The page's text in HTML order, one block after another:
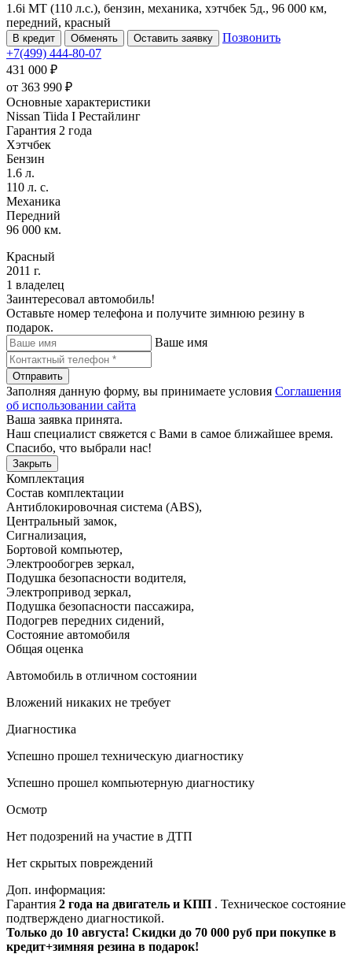
1.6i MT (110 л.с.), бензин, механика, хэтчбек 5д., 96 000 км,
передний, красный
В кредит Обменять Оставить заявку
Позвонить
+7(499) 444-80-07
431 000 ₽
от 363 990 ₽
Основные характеристики
Nissan Tiida I Рестайлинг
Гарантия 2 года
Хэтчбек
Бензин
1.6 л.
110 л. с.
Механика
Передний
96 000 км.
Красный
2011 г.
1 владелец
Заинтересовал автомобиль!
Оставьте номер телефона и получите зимнюю резину в
подарок.
Ваше имя
Отправить
Заполняя данную форму, вы принимаете условия Соглашения
об использовании сайта
Ваша заявка принята.
Наш специалист свяжется с Вами в самое ближайшее время.
Спасибо, что выбрали нас!
Закрыть
Комплектация
Состав комплектации
Антиблокировочная система (ABS),
Центральный замок,
Сигнализация,
Бортовой компьютер,
Электрообогрев зеркал,
Подушка безопасности водителя,
Электропривод зеркал,
Подушка безопасности пассажира,
Подогрев передних сидений,
Состояние автомобиля
Общая оценка
Автомобиль в отличном состоянии
Вложений никаких не требует
Диагностика
Успешно прошел техническую диагностику
Успешно прошел компьютерную диагностику
Осмотр
Нет подозрений на участие в ДТП
Нет скрытых повреждений
Доп. информация:
Гарантия 2 года на двигатель и КПП . Техническое состояние
подтверждено диагностикой.
Только до 10 августа! Скидки до 70 000 руб при покупке в
кредит+зимняя резина в подарок!